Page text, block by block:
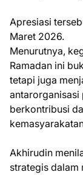
Apresiasi
Maret 2026.
Menurutnya,
Ramadan ini
tetapi juga
antarorganisasi
berkontribusi
Akhirudin
strategis dalam